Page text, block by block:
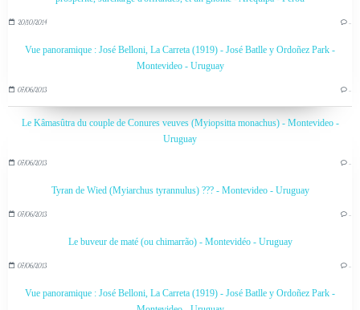
20/10/2014 …
Vue panoramique : José Belloni, La Carreta (1919) - José Batlle y Ordoñez Park -
Montevideo - Uruguay
07/06/2013 …
Le Kâmasûtra du couple de Conures veuves (Myiopsitta monachus) - Montevideo -
Uruguay
07/06/2013 …
Tyran de Wied (Myiarchus tyrannulus) ??? - Montevideo - Uruguay
07/06/2013 …
Le buveur de maté (ou chimarrão) - Montevidéo - Uruguay
07/06/2013 …
Vue panoramique : José Belloni, La Carreta (1919) - José Batlle y Ordoñez Park -